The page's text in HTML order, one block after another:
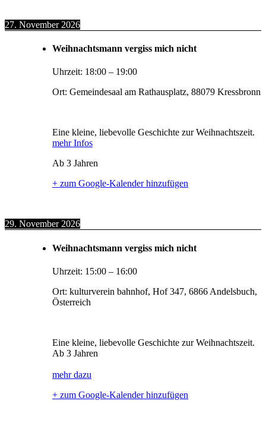
27. November 2026
Weihnachtsmann vergiss mich nicht
Uhrzeit: 18:00 – 19:00
Ort: Gemeindesaal am Rathausplatz, 88079 Kressbronn
Eine kleine, liebevolle Geschichte zur Weihnachtszeit.
mehr Infos
Ab 3 Jahren
+ zum Google-Kalender hinzufügen
29. November 2026
Weihnachtsmann vergiss mich nicht
Uhrzeit: 15:00 – 16:00
Ort: kulturverein bahnhof, Hof 347, 6866 Andelsbuch,
Österreich
Eine kleine, liebevolle Geschichte zur Weihnachtszeit.
Ab 3 Jahren
mehr dazu
+ zum Google-Kalender hinzufügen